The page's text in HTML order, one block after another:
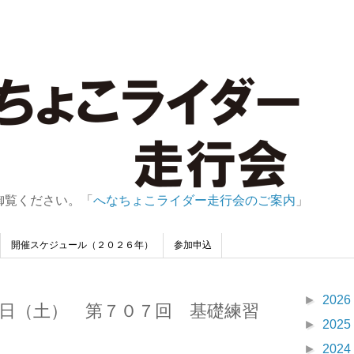
ください。「 へなちょこライダー走行会のご案内 」
開催スケジュール（２０２６年） 参加申込
日（土） 第７０７回 基礎練習
► 2026
► 2025
► 2024